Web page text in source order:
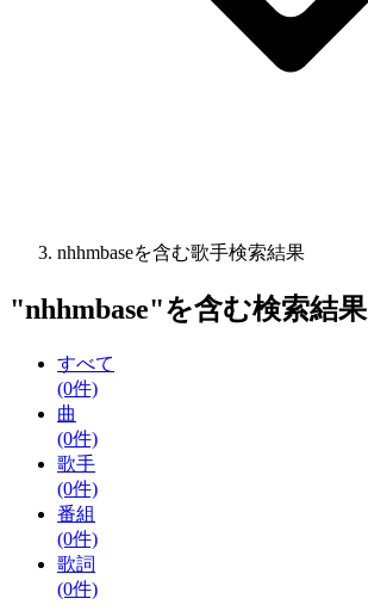
nhhmbaseを含む歌手検索結果
"nhhmbase"を含む検索結果
すべて
(0件)
曲
(0件)
歌手
(0件)
番組
(0件)
歌詞
(0件)